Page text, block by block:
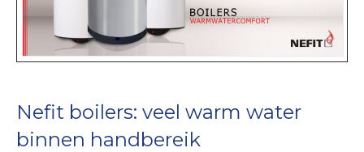
Nefit boilers: veel warm water
binnen handbereik